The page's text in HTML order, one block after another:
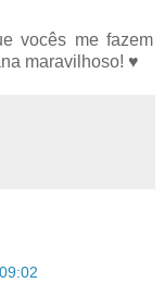
vocês me fazem
maravilhoso! ♥